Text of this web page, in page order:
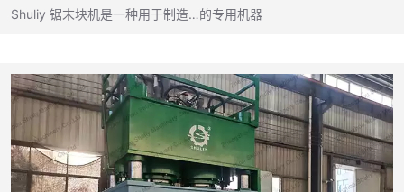
Shuliy 锯末块机是一种用于制造…的专用机器